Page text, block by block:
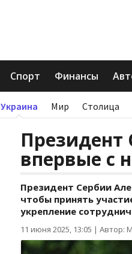
Спорт Финансы
Украина Мир Столица
Президент
впервые с
Президент Сербии
чтобы принять
укрепление
11 июня 2025, 13:05 | Автор: